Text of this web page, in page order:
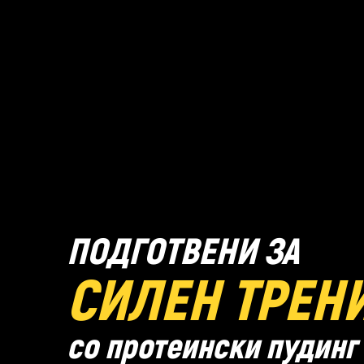
ПОДГОТВЕНИ ЗА
СИЛЕН
со протеински пудинг